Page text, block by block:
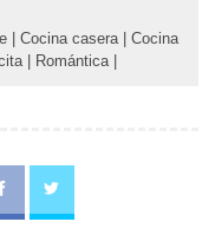
Cocina casera
Cocina
Romántica